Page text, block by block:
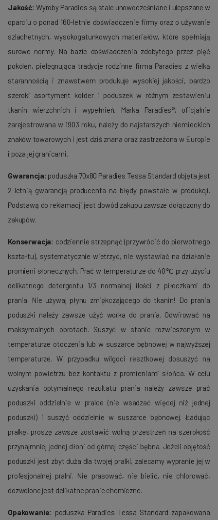
Jakość: Wyroby Paradies są stale unowocześniane i ulepszane w
oparciu o ponad 160-letnie doświadczenie firmy oraz o używanie
szlachetnych, wysokogatunkowych materiałów, które spełniają
surowe normy. Na bazie doświadczenia zdobytego przez pięć
poko­leń, pielę­gnująca tradycje rodzinne firma Paradies z wielką
starannością i znawstwem produ­kuje wysokiej jakości, bardzo
szeroki asortyment kołder i poduszek w róż­nym zestawieniu
tkanin wierzchnich i wypełnień. Marka Paradies®, oficjalnie
zarejestrowana w 1903 roku, należy do najstarszych nie­mieckich
znaków towarowych i jest dziś znana oraz zastrzeżona w Europie
i poza jej granicami.
Gwarancja: poduszka 70x80 Paradies Tessa Standard objęta jest
2-letnią gwarancją producenta na błędy powstałe w produkcji.
Podstawą do reklamacji jest dowód zakupu zawsze dołączony do
zakupów.
Konserwacja: codziennie strzepnąć (przywrócić do pierwotnego
kształtu), systematycznie wietrzyć, nie wystawiać na działanie
promieni słonecznych. Prać w temperaturze do 40℃ przy użyciu
delikatnego detergentu 1/3 normalnej ilości z piłeczkami do
prania. Nie używaj płynu zmiękczającego do tkanin! Do prania
poduszki należy zawsze użyć worka do prania. Odwirować na
maksymalnych obrotach. Suszyć w stanie rozwieszonym w
temperaturze otoczenia lub w suszarce bębnowej w najwyższej
temperaturze. W przypadku wilgoci resztkowej dosuszyć na
wolnym powietrzu bez kontaktu z promieniami słońca. W celu
uzyskania optymalnego rezultatu prania należy zawsze prać
poduszki oddzielnie w pralce (nie wsadzać więcej niż jednej
poduszki) i suszyć oddzielnie w suszarce bębnowej. Ładując
pralkę, proszę zawsze zostawić wolną przestrzeń na szerokość
przynajmniej jednej dłoni od górnej części bębna. Jeżeli objętość
poduszki jest zbyt duża dla twojej pralki, zalecamy wypranie jej w
profesjonalnej pralni. Nie prasować, nie bielić, nie chlorować,
dozwolone jest delikatne pranie chemiczne.
Opakowanie: poduszka Paradies Tessa Standard zapakowana